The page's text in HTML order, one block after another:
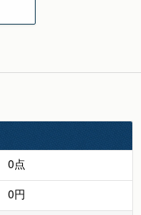
0点
0円